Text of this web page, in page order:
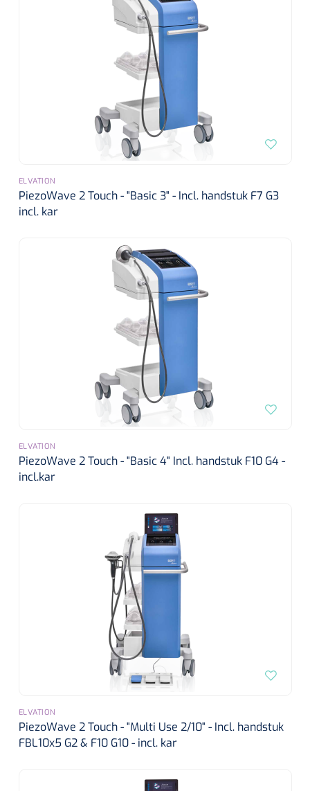
Kleeflaag removers
Verbandhaakjes
Nierbekken
ELVATION
PiezoWave 2 Touch - "Basic 3" - Incl. handstuk F7 G3
incl. kar
ELVATION
PiezoWave 2 Touch - "Basic 4" Incl. handstuk F10 G4 -
incl.kar
ELVATION
PiezoWave 2 Touch - "Multi Use 2/10" - Incl. handstuk
FBL10x5 G2 & F10 G10 - incl. kar